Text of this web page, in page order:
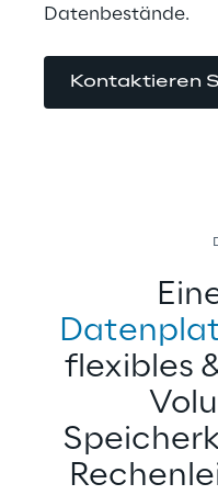
Datenbestände.
Kontaktieren
flexibles